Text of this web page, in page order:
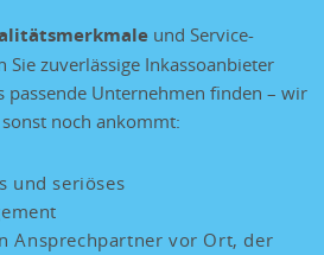
und Service-
Sie zuverlässige Inkassoanbieter
passende Unternehmen finden – wir
noch ankommt:
und seriöses
Ansprechpartner vor Ort, der